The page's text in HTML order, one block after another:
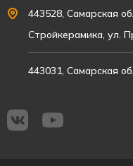
443528, Самарская
Стройкерамика, ул.
443031, Самарская